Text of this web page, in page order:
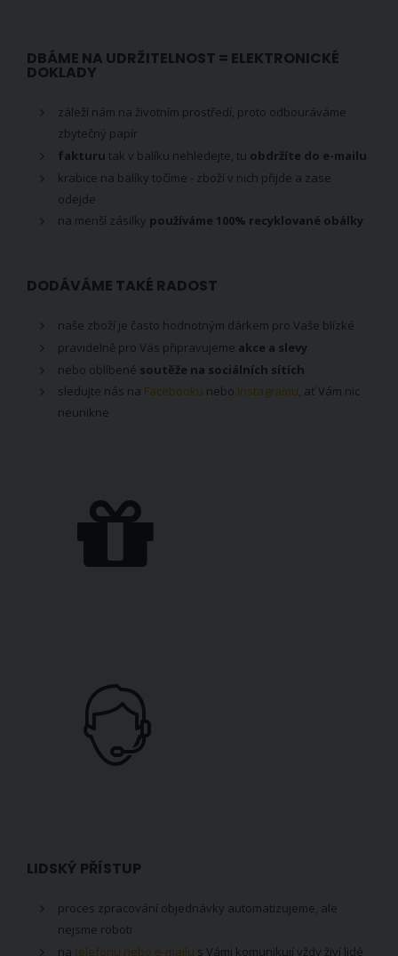
DBÁME NA UDRŽITELNOST = ELEKTRONICKÉ
DOKLADY
záleží nám na životním prostředí, proto odbouráváme
zbytečný papír
fakturu tak v balíku nehledejte, tu obdržíte do e-mailu
krabice na balíky točíme - zboží v nich přijde a zase
odejde
na menší zásilky používáme 100% recyklované obálky
DODÁVÁME TAKÉ RADOST
naše zboží je často hodnotným dárkem pro Vaše blízké
pravidelně pro Vás připravujeme akce a slevy
nebo oblíbené soutěže na sociálních sítích
sledujte nás na Facebooku nebo Instagramu, ať Vám nic
neunikne
LIDSKÝ PŘÍSTUP
proces zpracování objednávky automatizujeme, ale
nejsme roboti
na telefonu nebo e-mailu s Vámi komunikují vždy živí lidé